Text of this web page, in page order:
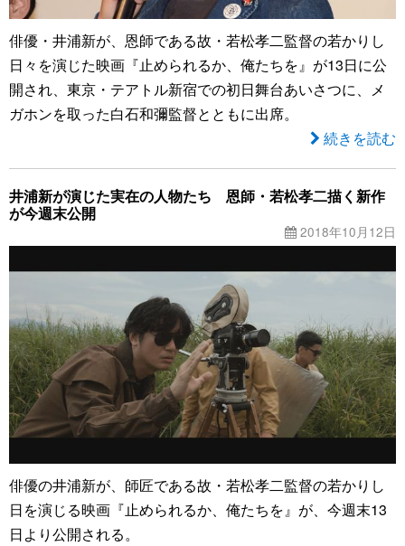
俳優・井浦新が、恩師である故・若松孝二監督の若かりし
日々を演じた映画『止められるか、俺たちを』が13日に公
開され、東京・テアトル新宿での初日舞台あいさつに、メ
ガホンを取った白石和彌監督とともに出席。
続きを読む
井浦新が演じた実在の人物たち 恩師・若松孝二描く新作
が今週末公開
2018年10月12日
俳優の井浦新が、師匠である故・若松孝二監督の若かりし
日を演じる映画『止められるか、俺たちを』が、今週末13
日より公開される。